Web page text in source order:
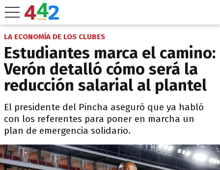
LA ECONOMÍA DE LOS CLUBES
Estudiantes marca el camino:
Verón detalló cómo será la
reducción salarial al plantel
El presidente del Pincha aseguró que ya habló
con los referentes para poner en marcha un
plan de emergencia solidario.